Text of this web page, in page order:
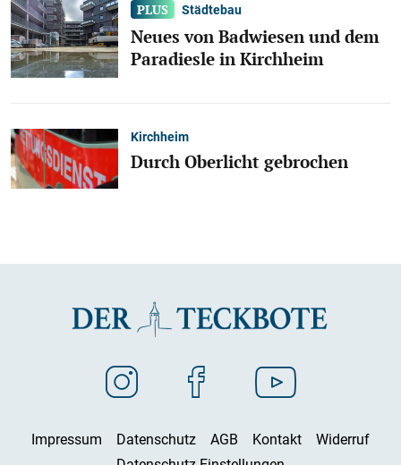
Städtebau
Neues von Badwiesen und dem
Paradiesle in Kirchheim
Kirchheim
Durch Oberlicht gebrochen
Impressum Datenschutz AGB Kontakt
Widerruf